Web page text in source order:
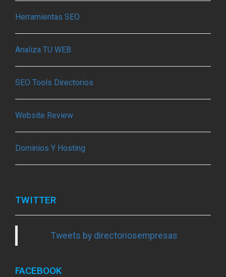
Herramientas SEO
Analiza TU WEB
SEO Tools Directorios
Website Review
Dominios Y Hosting
TWITTER
Tweets by directoriosempresas
FACEBOOK